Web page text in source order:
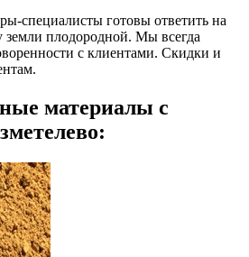
специалисты готовы ответить на
земли плодородной. Мы всегда
с клиентами. Скидки и
материалы с